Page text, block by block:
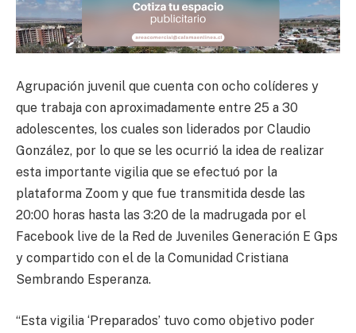
Agrupación juvenil que cuenta con ocho colíderes y
que trabaja con aproximadamente entre 25 a 30
adolescentes, los cuales son liderados por Claudio
González, por lo que se les ocurrió la idea de realizar
esta importante vigilia que se efectuó por la
plataforma Zoom y que fue transmitida desde las
20:00 horas hasta las 3:20 de la madrugada por el
Facebook live de la Red de Juveniles Generación E Gps
y compartido con el de la Comunidad Cristiana
Sembrando Esperanza.
“Esta vigilia ‘Preparados’ tuvo como objetivo poder